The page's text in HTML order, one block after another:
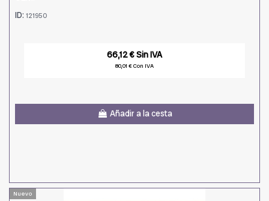
ID: 121950
66,12 € Sin IVA
80,01 € Con IVA
Añadir a la cesta
Nuevo